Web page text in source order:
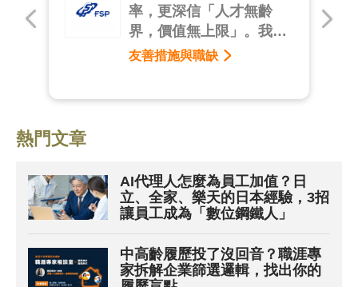
率，更深信「人才無齡
界，價值無上限」。我們
以多元共融為核心，從企
結合彈性工時、健康促進
與留任獎勵機制，打造兼
具溫度與制度的永續職
智慧在全漢閃耀不息。
友善措施與職缺
熱門文章
AI代理人怎麼為員工加值？日
立、全家、樂天的日本經驗，3招
讓員工成為「數位鋼鐵人」
中高齡履歷投了沒回音？職涯專
家拆解企業篩選邏輯，找出你的